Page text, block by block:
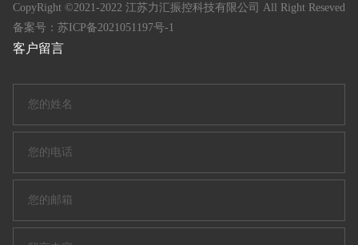
CopyRight ©2021-2022 江苏力汇振控科技有限公司 All Right Reseved
备案号： 苏ICP备2021051197号-1
客户留言